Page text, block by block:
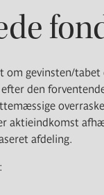
om gevinsten/tabet
den
aktieindkomst
afdeling.